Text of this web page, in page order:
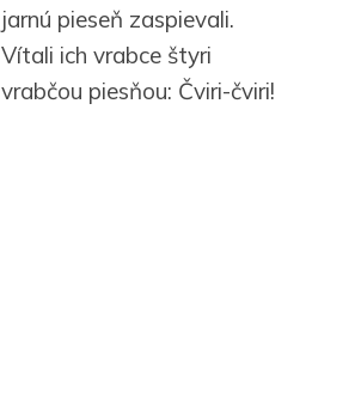
jarnú pieseň zaspievali.
Vítali ich vrabce štyri
vrabčou piesňou: Čviri-čviri!